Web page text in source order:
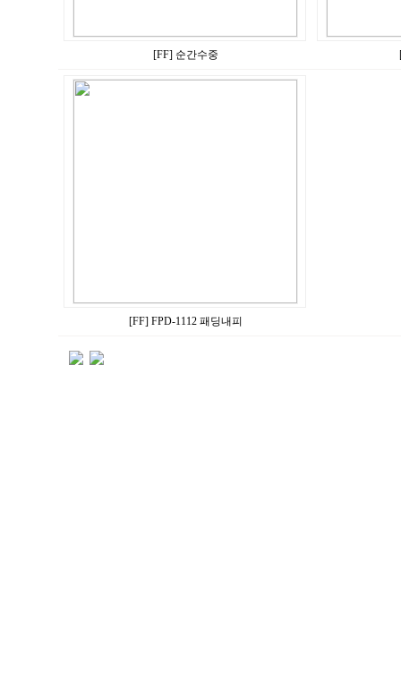
[FF] 순간수중
[FF] FPD-1112 패딩내피